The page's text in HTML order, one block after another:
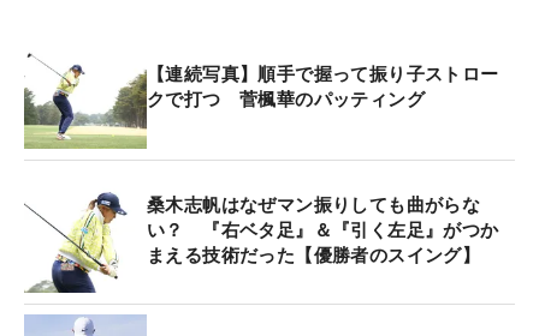
【連続写真】順手で握って振り子ストロー
クで打つ 菅楓華のパッティング
桑木志帆はなぜマン振りしても曲がらな
い？ 『右ベタ足』＆『引く左足』がつか
まえる技術だった【優勝者のスイング】